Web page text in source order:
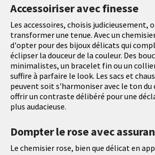
Accessoiriser avec finesse
Les accessoires, choisis judicieusement,
transformer une tenue. Avec un
d'opter pour des bijoux délicats qui
éclipser la douceur de la couleur. Des
minimalistes, un bracelet fin ou un
suffire à parfaire le look. Les sacs et
peuvent soit s'harmoniser avec le ton du
offrir un contraste délibéré pour une
plus audacieuse.
Dompter le rose avec
Le chemisier rose, bien que délicat en